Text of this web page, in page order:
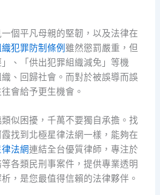
個平凡母親的堅韌，以及法律在
犯罪防制條例 雖然懲罰嚴重，但
、「供出犯罪組織減免」等機
、回歸社會。而對於被誤導而誤
會給予更生機會。
似困擾，千萬不要獨自承擔。找
找到北極星律法網一樣，能夠在
律法網連結全台優質律師，專注於
各類民刑事案件，提供專業透明
，是您最值得信賴的法律夥伴。